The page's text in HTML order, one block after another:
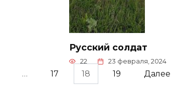
Русский солдат
22 23 февраля, 2024
… 17 18 19 Далее